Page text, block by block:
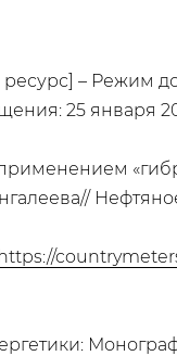
– Режим
25 января
Нефтяное
https://